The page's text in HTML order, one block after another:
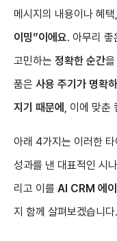
메시지의 내용이나 혜
이밍”이에요. 아무리 좋
고민하는 정확한 순간을
품은 사용 주기가 명확
지기 때문에
, 이에 맞
아래 4가지는 이러한 타
성과를 낸 대표적인 시
리고 이를 AI CRM 에
지 함께 살펴보겠습니다.